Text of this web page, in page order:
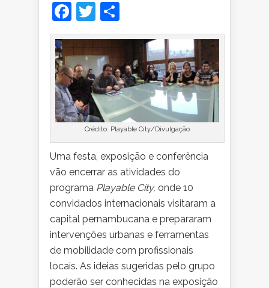
Facebook
Twitter
Crédito: Playable City/Divulgação
Uma festa, exposição e conferência
vão encerrar as atividades do
programa Playable City, onde 10
convidados internacionais visitaram a
capital pernambucana e prepararam
intervenções urbanas e ferramentas
de mobilidade com profissionais
locais. As ideias sugeridas pelo grupo
poderão ser conhecidas na exposição